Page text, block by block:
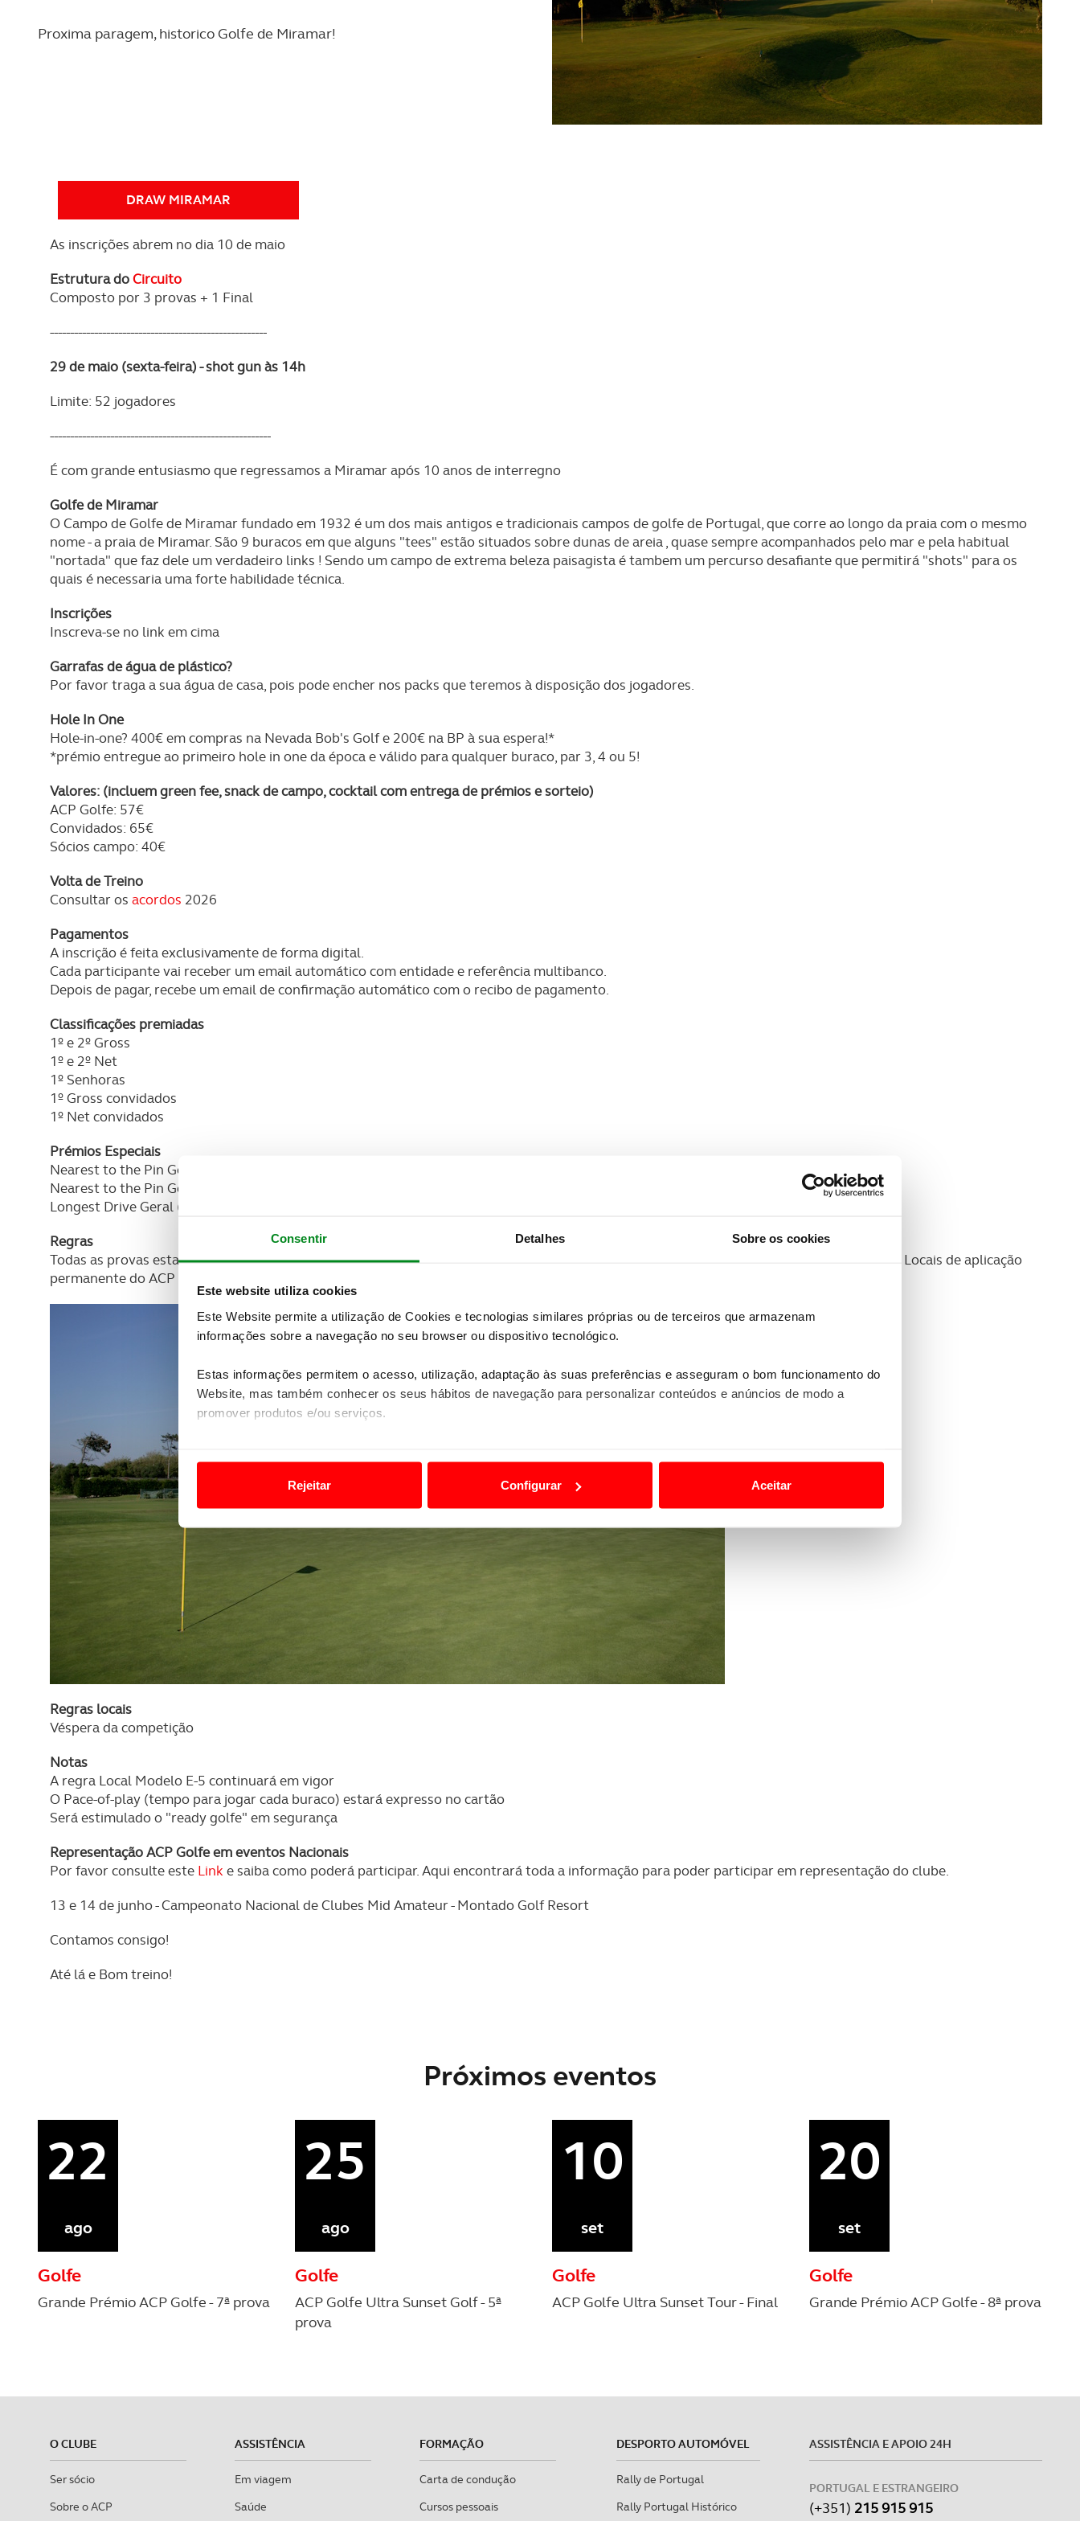
Consentir Detalhes Sobre os cookies
Este website utiliza cookies
Este Website permite a utilização de Cookies e tecnologias similares próprias ou de terceiros que armazenam
informações sobre a navegação no seu browser ou dispositivo tecnológico.
Estas informações permitem o acesso, utilização, adaptação às suas preferências e asseguram o bom funcionamento do
Website, mas também conhecer os seus hábitos de navegação para personalizar conteúdos e anúncios de modo a
promover produtos e/ou serviços.
Usamos cookies para melhorar a sua experiência digital, personalizar conteúdos e anúncios, para lhe proporcionar
funcionalidades de redes sociais, bem como para analisar dados de navegação no nosso website.
Adicionalmente partilhamos informação, relativa à sua utilização do nosso site de publicidade e de análise, com parceiros
e organizações na UE e em países terceiros.
O ACP garantirá que as transferências internacionais de dados pessoais serão realizadas apenas com o seu
consentimento e quando tal se afigure estritamente necessário no contexto dos serviços a prestar.
Realçamos que o bloqueio de certo tipo de Cookies e tecnologias similares pode ter impacto na sua experiência de
Rejeitar Configurar Aceitar
Proxima paragem, historico Golfe de Miramar!
DRAW MIRAMAR
As inscrições abrem no dia 10 de maio
Estrutura doCircuito
Composto por 3 provas + 1 Final
------------------------------------------------------
29 de maio (sexta-feira) - shot gun às 14h
Limite: 52 jogadores
-------------------------------------------------------
É com grande entusiasmo que regressamos a Miramar após 10 anos de interregno
Golfe de Miramar
O Campo de Golfe de Miramar fundado em 1932 é um dos mais antigos e tradicionais campos de golfe de Portugal, que corre ao longo da praia com o mesmo
nome - a praia de Miramar. São 9 buracos em que alguns "tees" estão situados sobre dunas de areia , quase sempre acompanhados pelo mar e pela habitual
"nortada" que faz dele um verdadeiro links ! Sendo um campo de extrema beleza paisagista é tambem um percurso desafiante que permitirá "shots" para os
quais é necessaria uma forte habilidade técnica.
Inscrições
Inscreva-se no link em cima
Garrafas de água de plástico?
Por favor traga a sua água de casa, pois pode encher nos packs que teremos à disposição dos jogadores.
Hole In One
Hole-in-one? 400€ em compras na Nevada Bob's Golf e 200€ na BP à sua espera!*
*prémio entregue ao primeiro hole in one da época e válido para qualquer buraco, par 3, 4 ou 5!
Valores: (incluem green fee, snack de campo, cocktail com entrega de prémios e sorteio)
ACP Golfe: 57€
Convidados: 65€
Sócios campo: 40€
Volta de Treino
Consultar os acordos 2026
Pagamentos
A inscrição é feita exclusivamente de forma digital.
Cada participante vai receber um email automático com entidade e referência multibanco.
Depois de pagar, recebe um email de confirmação automático com o recibo de pagamento.
Classificações premiadas
1º e 2º Gross
1º e 2º Net
1º Senhoras
1º Gross convidados
1º Net convidados
Prémios Especiais
Nearest to the Pin Geral (Buraco 2)
Nearest to the Pin Geral (Buraco 5)
Longest Drive Geral (Buraco 9)
Regras
Todas as provas estarão sujeitas a estes Termos de Competição, às regras de golfe em vigor aprovadas pelo R&A Rules Limited, às Regras Locais de aplicação
permanente do ACP Golfe 2026 e às Regras Locais estabelecidas pela Comissão Técnica para cada prova.
Regras locais
Véspera da competição
Notas
A regra Local Modelo E-5 continuará em vigor
O Pace-of-play (tempo para jogar cada buraco) estará expresso no cartão
Será estimulado o "ready golfe" em segurança
Representação ACP Golfe em eventos Nacionais
Por favor consulte este Link e saiba como poderá participar. Aqui encontrará toda a informação para poder participar em representação do clube.
13 e 14 de junho - Campeonato Nacional de Clubes Mid Amateur - Montado Golf Resort
Contamos consigo!
Até lá e Bom treino!
Próximos eventos
22
ago
Golfe
Grande Prémio ACP Golfe - 7ª prova
25
ago
Golfe
ACP Golfe Ultra Sunset Golf - 5ª
prova
10
set
Golfe
ACP Golfe Ultra Sunset Tour - Final
20
set
Golfe
Grande Prémio ACP Golfe - 8ª prova
O CLUBE
Ser sócio
Sobre o ACP
ASSISTÊNCIA
Em viagem
Saúde
FORMAÇÃO
Carta de condução
Cursos pessoais
DESPORTO AUTOMÓVEL
Rally de Portugal
Rally Portugal Histórico
ASSISTÊNCIA E APOIO 24H
PORTUGAL E ESTRANGEIRO
(+351) 215 915 915